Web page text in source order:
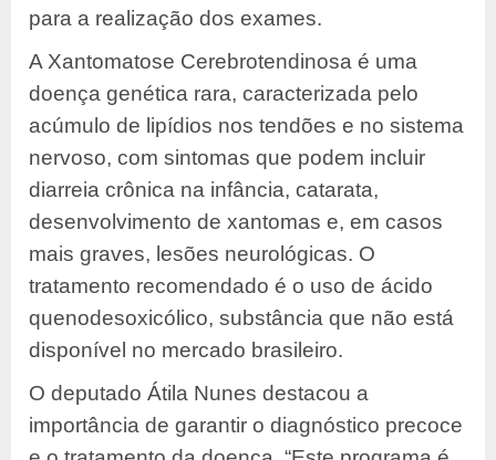
para a realização dos exames.
A Xantomatose Cerebrotendinosa é uma
doença genética rara, caracterizada pelo
acúmulo de lipídios nos tendões e no sistema
nervoso, com sintomas que podem incluir
diarreia crônica na infância, catarata,
desenvolvimento de xantomas e, em casos
mais graves, lesões neurológicas. O
tratamento recomendado é o uso de ácido
quenodesoxicólico, substância que não está
disponível no mercado brasileiro.
O deputado Átila Nunes destacou a
importância de garantir o diagnóstico precoce